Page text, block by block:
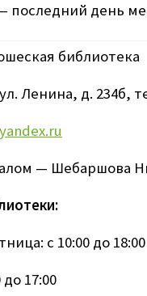
последний день
библиотека
Ленина, д. 234б,
— Шебаршова
с 10:00 до 18:00
17:00